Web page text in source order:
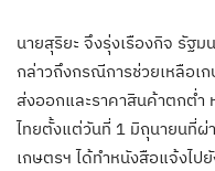
นายสุริยะ จึงรุ่งเรืองกิจ รัฐ
กล่าวถึงกรณีการช่วยเหลือเ
ส่งออกและราคาสินค้าตกต่ำ
ไทยตั้งแต่วันที่ 1 มิถุนายนที่ผ่
เกษตรฯ ได้ทำหนังสือแจ้งไป